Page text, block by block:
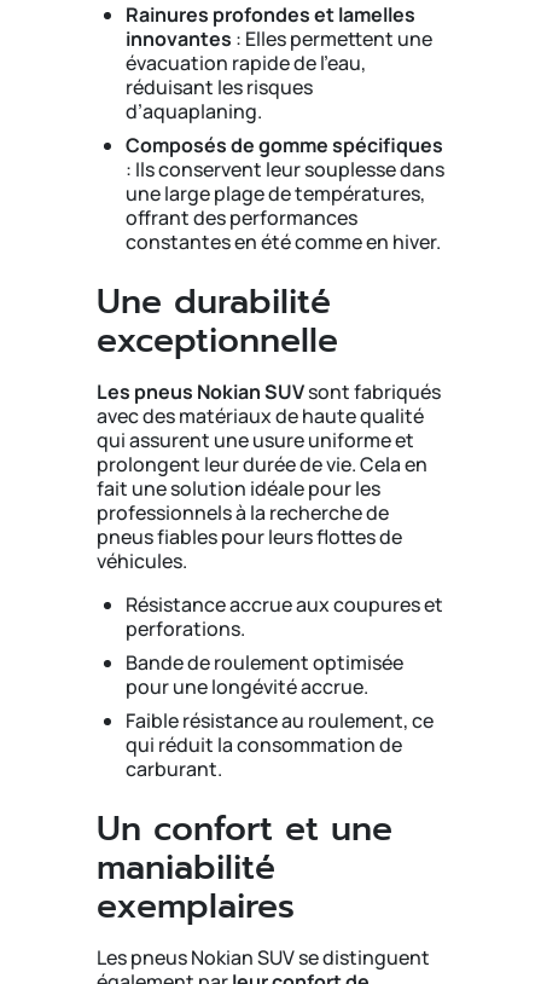
Rainures profondes et lamelles
innovantes : Elles permettent une
évacuation rapide de l’eau,
réduisant les risques
d’aquaplaning.
Composés de gomme spécifiques
: Ils conservent leur souplesse dans
une large plage de températures,
offrant des performances
constantes en été comme en hiver.
Une durabilité
exceptionnelle
Les pneus Nokian SUVsont fabriqués
avec des matériaux de haute qualité
qui assurent une usure uniforme et
prolongent leur durée de vie. Cela en
fait une solution idéale pour les
professionnels à la recherche de
pneus fiables pour leurs flottes de
véhicules.
Résistance accrue aux coupures et
perforations.
Bande de roulement optimisée
pour une longévité accrue.
Faible résistance au roulement, ce
qui réduit la consommation de
carburant.
Un confort et une
maniabilité
exemplaires
Les pneus Nokian SUV se distinguent